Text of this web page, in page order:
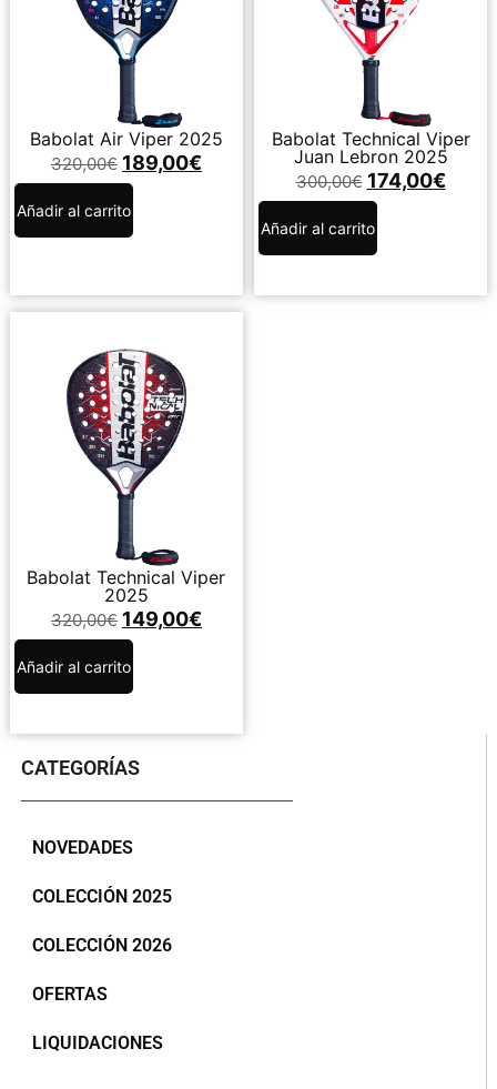
CATEGORÍAS
NOVEDADES
COLECCIÓN 2025
COLECCIÓN 2026
OFERTAS
LIQUIDACIONES
Babolat Air Viper 2025
320,00€ 189,00€
Añadir al carrito
Babolat Technical Viper
Juan Lebron 2025
300,00€ 174,00€
Añadir al carrito
Babolat Technical Viper
2025
320,00€ 149,00€
Añadir al carrito